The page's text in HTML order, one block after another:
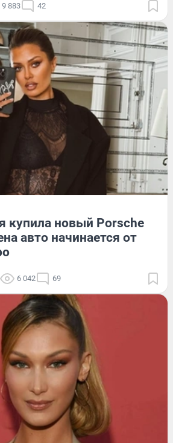
9 883 42
купила новый Porsche
авто начинается от
6 042 69